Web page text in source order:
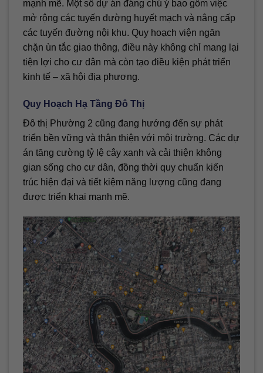
mạnh mẽ. Một số dự án đáng chú ý bao gồm việc
mở rộng các tuyến đường huyết mạch và nâng cấp
các tuyến đường nội khu. Quy hoạch viện ngăn
chặn ùn tắc giao thông, điều này không chỉ mang lại
tiện lợi cho cư dân mà còn tạo điều kiện phát triển
kinh tế – xã hội địa phương.
Quy Hoạch Hạ Tầng Đô Thị
Đô thị Phường 2 cũng đang hướng đến sự phát
triển bền vững và thân thiện với môi trường. Các dự
án tăng cường tỷ lệ cây xanh và cải thiện không
gian sống cho cư dân, đồng thời quy chuẩn kiến
trúc hiện đại và tiết kiệm năng lượng cũng đang
được triển khai mạnh mẽ.